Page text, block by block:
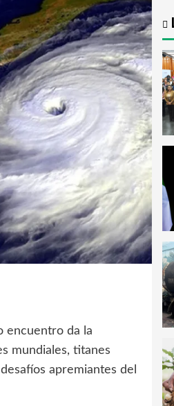
encuentro da la
mundiales, titanes
apremiantes del